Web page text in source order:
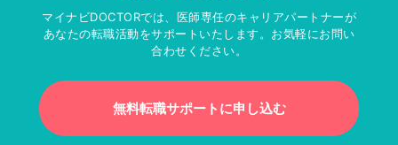
マイナビDOCTORでは、医師専任のキャリアパートナーが
あなたの転職活動をサポートいたします。お気軽にお問い
合わせください。
無料転職サポートに申し込む